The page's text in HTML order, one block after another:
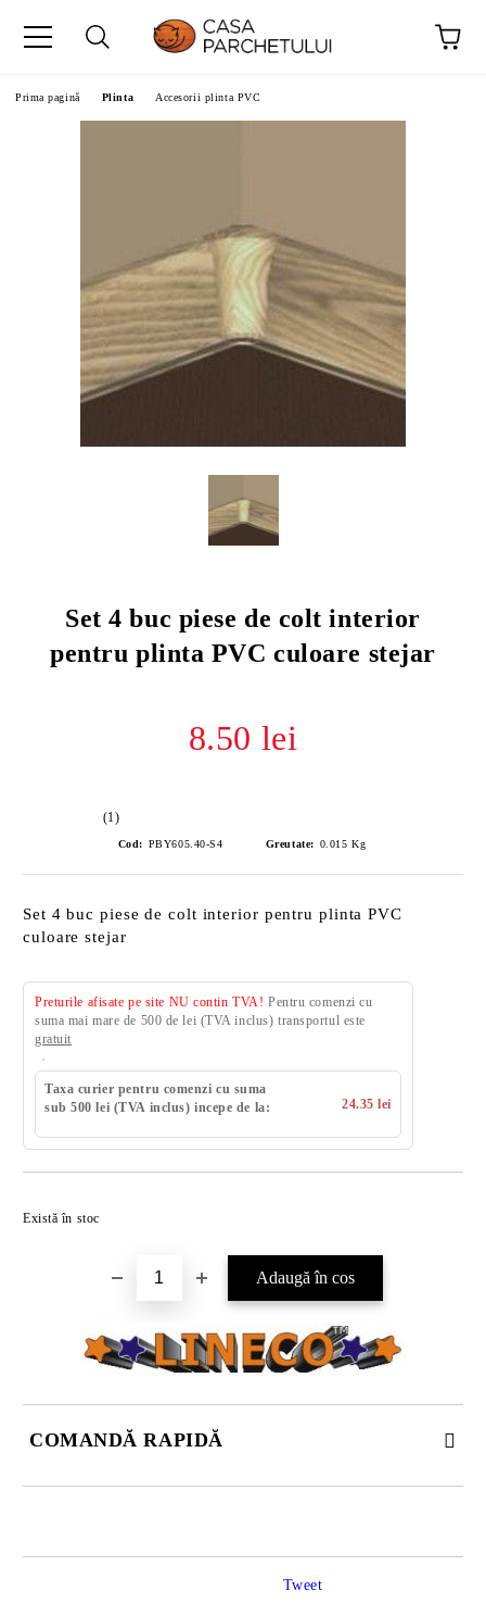
Prima pagină Plinta Accesorii plinta PVC
Set 4 buc piese de colt interior
pentru plinta PVC culoare stejar
8.50 lei
(1)
Cod: PBY605.40-S4 Greutate: 0.015 Kg
Set 4 buc piese de colt interior pentru plinta PVC
culoare stejar
Preturile afisate pe site NU contin TVA! Pentru comenzi cu
suma mai mare de 500 de lei (TVA inclus) transportul este
gratuit
Taxa curier pentru comenzi cu suma
sub 500 lei (TVA inclus) incepe de la:
24.35 lei
Există în stoc
COMANDĂ RAPIDĂ
Tweet